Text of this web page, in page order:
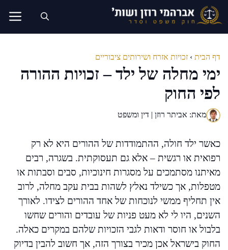
לדלג
לתוכן
דף הבית › זכויות אזרח ושירותים ציבוריים
ימי מחלה של ילד – זכויות ההורה
לפי החוק
מאת: אביתר רוזן | דין ומשפט
כאשר ילד חולה, ההתמודדות של ההורים היא לא רק
רפואית או רגשית – אלא גם תעסוקתית. בשגרה, רבים
מאיתנו מסתמכים על מסגרות חינוכיות, סבים וסבתות או
מטפלות, אך כשילד נאלץ לשהות בבית עקב מחלה, לרוב
אין תחליף ממשי לנוכחות של אחד ההורים לצידו. לאורך
השנים, היו לי לא מעט פניות של עובדים והורים שחשו
בלבול או חוסר ודאות לגבי הזכויות שלהם במקרים כאלה.
החוק בישראל אכן מכיר בצורך הזה, אך חשוב להבין בדיוק